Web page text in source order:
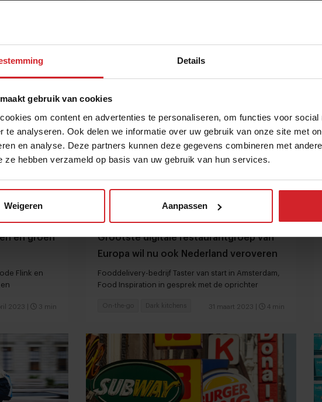
Details
gebruik van cookies
om content en advertenties te personaliseren, om functies voor social
te analyseren. Ook delen we informatie over uw gebruik van onze site met
en analyse. Deze partners kunnen deze gegevens combineren met
ze hebben verzameld op basis van uw gebruik van hun services.
Weigeren Aanpassen
door
2023| 5 min
en groen
Flink en
2023 3 min
Grootste digitale restaurantgroep van
Europa wil nu ook Nederland veroveren
Fooddelivery-bedrijf Taster van start in Amsterdam,
Food Inspiration in gesprek met de oprichter
31 maart 2023 4 min
On-the-go Dark kitchens